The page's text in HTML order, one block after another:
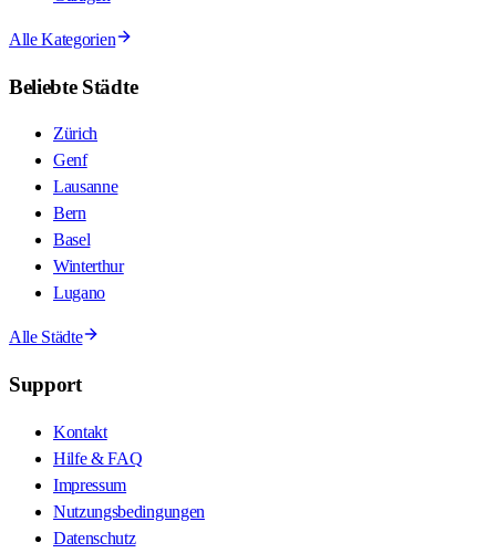
Alle Kategorien
Beliebte Städte
Zürich
Genf
Lausanne
Bern
Basel
Winterthur
Lugano
Alle Städte
Support
Kontakt
Hilfe & FAQ
Impressum
Nutzungsbedingungen
Datenschutz